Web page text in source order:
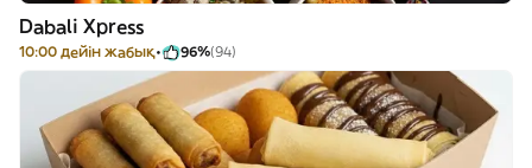
Dabali Xpress
10:00 дейін жабық 96%(94)